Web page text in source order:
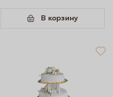
В корзину